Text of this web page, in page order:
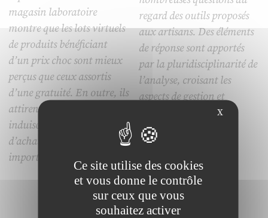
magasin laboratoire
montre que les lots virtuels
de produits bénéficiant
d’un prix choc sont mieux
perçus que ceux assortis
d’une gratuité. En outre, ils
attirent plus d’acheteurs et
induisent des volumes
d’achats en promotion plus
importants.
regard des outils proposés
aux artisans. Des éléments
de réponse sont apportés
par la pluridisciplinarité de
l’analyse, croisant les
aspects de gestion et
X
Ce site utilise des cookies
et vous donne le contrôle
sur ceux que vous
souhaitez activer